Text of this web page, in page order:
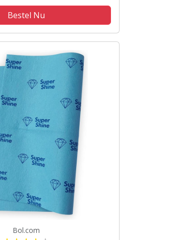
Bestel Nu
Bol.com